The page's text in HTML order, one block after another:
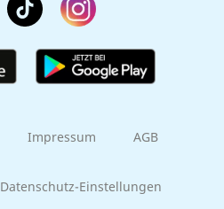
Impressum AGB
Datenschutz-Einstellungen